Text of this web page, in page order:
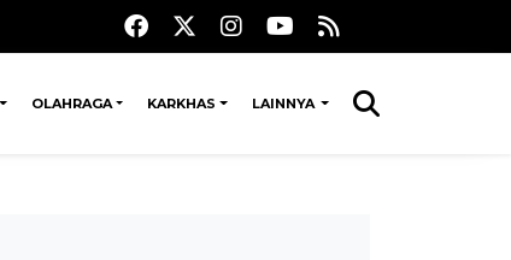
OLAHRAGA KARKHAS LAINNYA